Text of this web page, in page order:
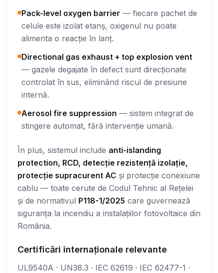
Pack-level oxygen barrier — fiecare pachet de
celule este izolat etanș, oxigenul nu poate
alimenta o reacție în lanț.
Directional gas exhaust + top explosion vent
— gazele degajate în defect sunt direcționate
controlat în sus, eliminând riscul de presiune
internă.
Aerosol fire suppression — sistem integrat de
stingere automat, fără intervenție umană.
În plus, sistemul include anti-islanding
protection, RCD, detecție rezistență izolație,
protecție supracurent AC și protecție conexiune
cablu — toate cerute de Codul Tehnic al Rețelei
și de normativul P118-1/2025 care guvernează
siguranța la incendiu a instalațiilor fotovoltaice din
România.
Certificări internaționale relevante
UL9540A · UN38.3 · IEC 62619 · IEC 62477-1 ·